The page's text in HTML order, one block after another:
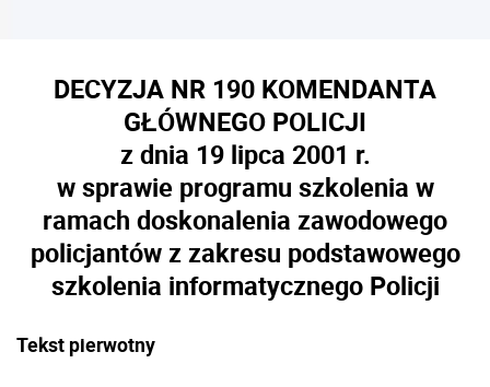
DECYZJA NR 190 KOMENDANTA
GŁÓWNEGO POLICJI
z dnia 19 lipca 2001 r.
w sprawie programu szkolenia w
ramach doskonalenia zawodowego
policjantów z zakresu podstawowego
szkolenia informatycznego Policji
Tekst pierwotny